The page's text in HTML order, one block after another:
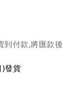
到付款,將匯款後
)發貨